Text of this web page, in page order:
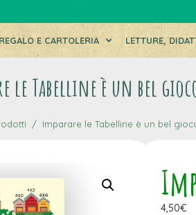
E CARTOLERIA LETTURE,
le Tabelline è un bel
Imparare le Tabelline è un bel
4,50€